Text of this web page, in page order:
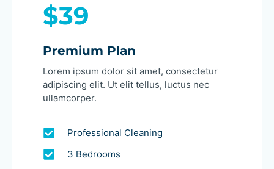
$39
Premium Plan
Lorem ipsum dolor sit amet, consectetur
adipiscing elit. Ut elit tellus, luctus nec
ullamcorper.
Professional Cleaning
3 Bedrooms